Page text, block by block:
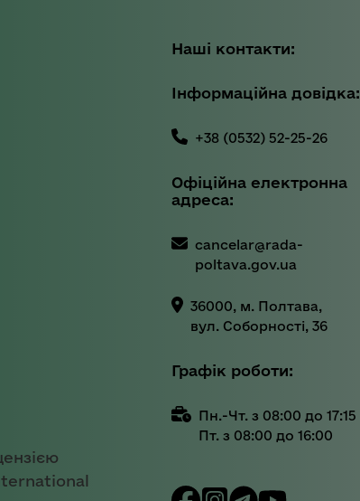
Наші контакти:
Інформаційна довідка:
+38 (0532) 52-25-26
Офіційна електронна
адреса:
cancelar@rada-
poltava.gov.ua
36000, м. Полтава,
вул. Соборності, 36
Графік роботи:
Пн.-Чт. з 08:00 до 17:15
Пт. з 08:00 до 16:00